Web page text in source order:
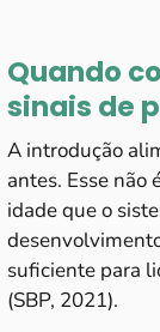
Quando
sinais de
A introdução
antes. Esse não
idade que o
suficiente para
(SBP, 2021).